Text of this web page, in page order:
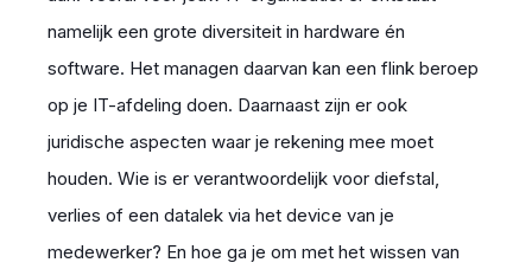
namelijk een grote diversiteit in hardware én
software. Het managen daarvan kan een flink beroep
op je IT-afdeling doen. Daarnaast zijn er ook
juridische aspecten waar je rekening mee moet
houden. Wie is er verantwoordelijk voor diefstal,
verlies of een datalek via het device van je
medewerker? En hoe ga je om met het wissen van